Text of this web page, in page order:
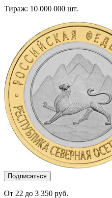
Тираж: 10 000 000 шт.
Подписаться
От 22 до 3 350 руб.